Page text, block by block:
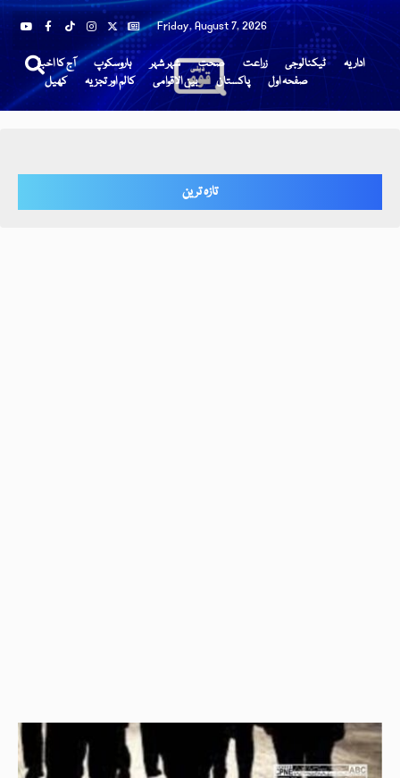
Friday, August 7, 2026
آج کا اخبار ہاروسکوپ شہر شہر صحت زراعت ٹیکنالوجی
اداریہ
کھیل
کالم اور تجزیہ بین الاقوامی پاکستان صفحہ اول
تازہ ترین